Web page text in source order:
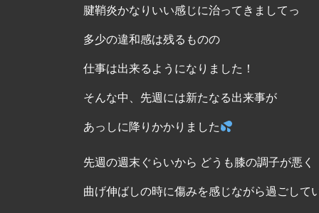
腱鞘炎かなりいい感じに治ってきましてっ
多少の違和感は残るものの
仕事は出来るようになりました！
そんな中、先週には新たなる出来事が
あっしに降りかかりました
先週の週末ぐらいから どうも膝の調子が悪く
曲げ伸ばしの時に傷みを感じながら過ごして